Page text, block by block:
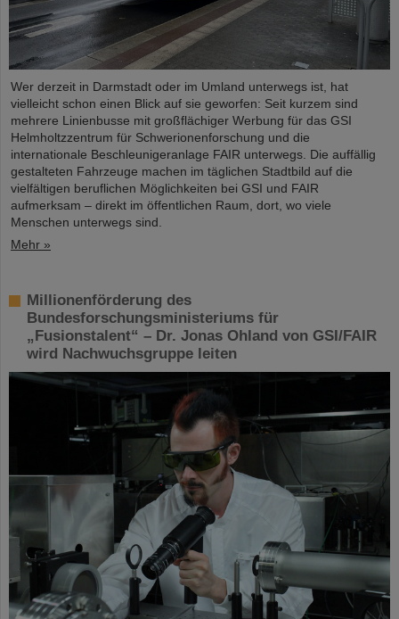
Wer derzeit in Darmstadt oder im Umland unterwegs ist, hat
vielleicht schon einen Blick auf sie geworfen: Seit kurzem sind
mehrere Linienbusse mit großflächiger Werbung für das GSI
Helmholtzzentrum für Schwerionenforschung und die
internationale Beschleunigeranlage FAIR unterwegs. Die auffällig
gestalteten Fahrzeuge machen im täglichen Stadtbild auf die
vielfältigen beruflichen Möglichkeiten bei GSI und FAIR
aufmerksam – direkt im öffentlichen Raum, dort, wo viele
Menschen unterwegs sind.
Mehr »
Millionenförderung des
Bundesforschungsministeriums für
„Fusionstalent“ – Dr. Jonas Ohland von GSI/FAIR
wird Nachwuchsgruppe leiten